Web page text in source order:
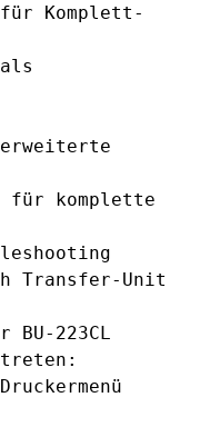
für Komplett-
als
für komplette
Transfer-Unit
BU-223CL